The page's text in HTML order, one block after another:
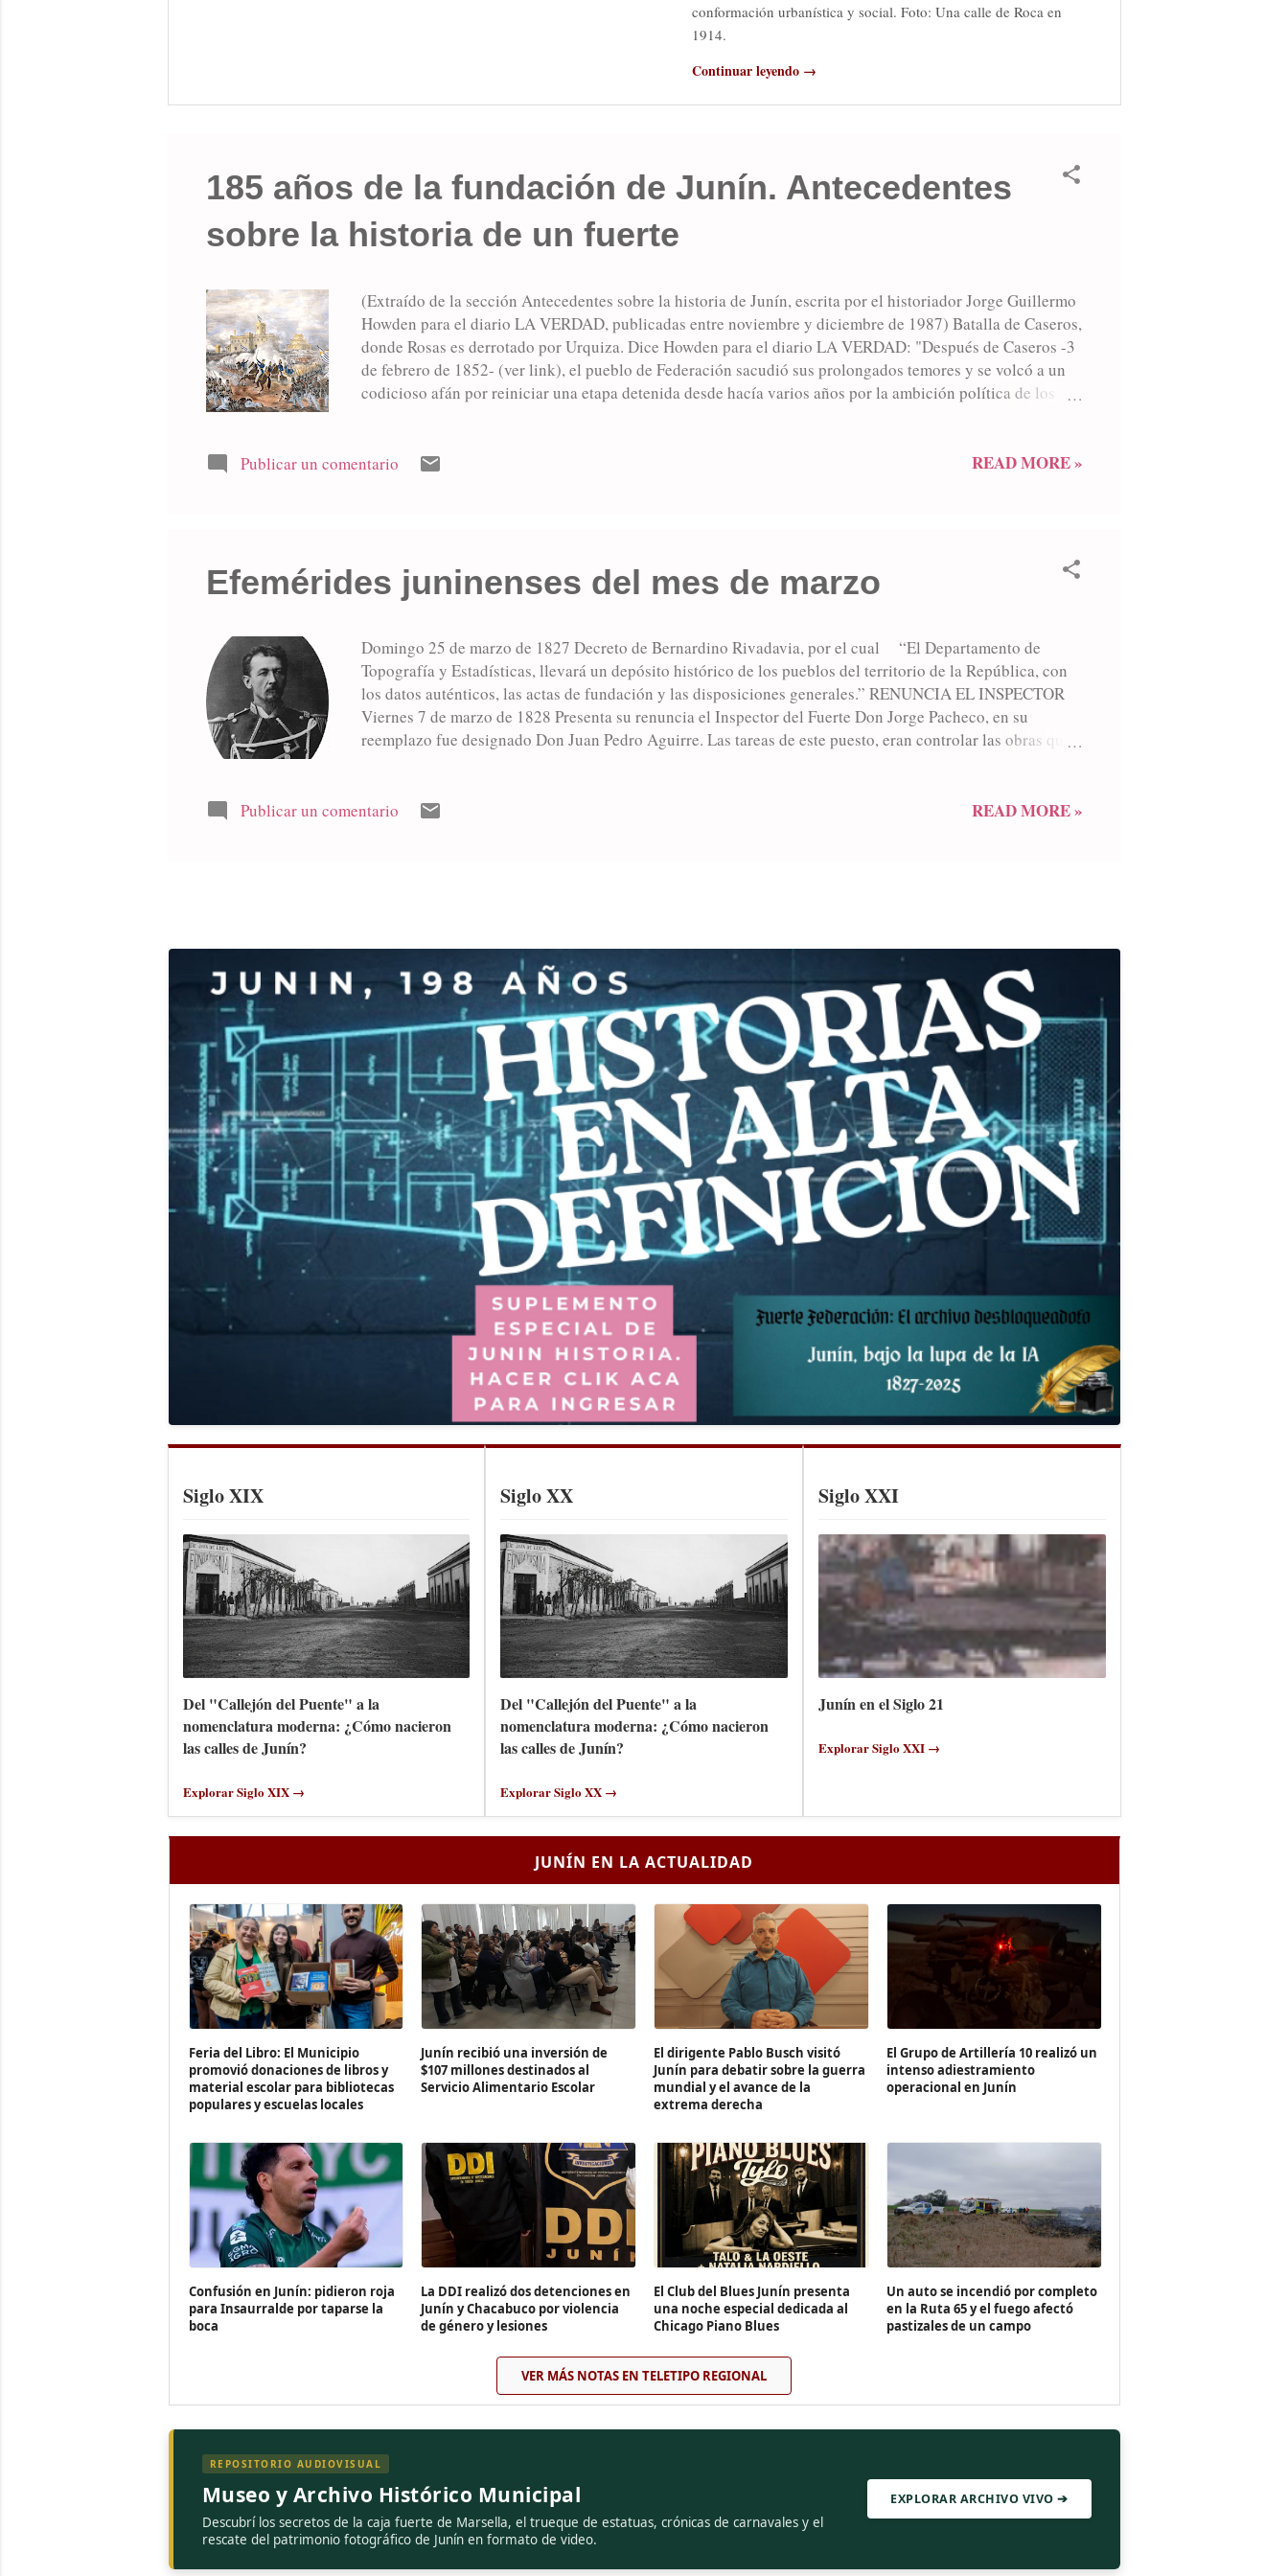
conformación urbanística y social. Foto: Una calle de Roca en
1914.
Continuar leyendo →
185 años de la fundación de Junín. Antecedentes
sobre la historia de un fuerte
(Extraído de la sección Antecedentes sobre la historia de Junín, escrita por el historiador Jorge Guillermo
Howden para el diario LA VERDAD, publicadas entre noviembre y diciembre de 1987) Batalla de Caseros,
donde Rosas es derrotado por Urquiza. Dice Howden para el diario LA VERDAD: "Después de Caseros -3
de febrero de 1852- (ver link), el pueblo de Federación sacudió sus prolongados temores y se volcó a un
codicioso afán por reiniciar una etapa detenida desde hacía varios años por la ambición política de los
sacrificando amigos y enemigos. El comandante Seguí, al mando de las fuerzas de Federación, no pudo
Publicar un comentario READ MORE »
Efemérides juninenses del mes de marzo
Domingo 25 de marzo de 1827 Decreto de Bernardino Rivadavia, por el cual “El Departamento de
Topografía y Estadísticas, llevará un depósito histórico de los pueblos del territorio de la República, con
los datos auténticos, las actas de fundación y las disposiciones generales.” RENUNCIA EL INSPECTOR
Viernes 7 de marzo de 1828 Presenta su renuncia el Inspector del Fuerte Don Jorge Pacheco, en su
reemplazo fue designado Don Juan Pedro Aguirre. Las tareas de este puesto, eran controlar las obras que
prisioneros y peones, tres tercios de yerba mate, tres rollos de tabaco y dos fanegas de sal que solo
Publicar un comentario READ MORE »
Siglo XIX
Del "Callejón del Puente" a la
nomenclatura moderna: ¿Cómo nacieron
las calles de Junín?
Explorar Siglo XIX →
Siglo XX
Del "Callejón del Puente" a la
nomenclatura moderna: ¿Cómo nacieron
las calles de Junín?
Explorar Siglo XX →
Siglo XXI
Junín en el Siglo 21
Explorar Siglo XXI →
JUNÍN EN LA ACTUALIDAD
Feria del Libro: El Municipio
promovió donaciones de libros y
material escolar para bibliotecas
populares y escuelas locales
Junín recibió una inversión de
$107 millones destinados al
Servicio Alimentario Escolar
El dirigente Pablo Busch visitó
Junín para debatir sobre la guerra
mundial y el avance de la
extrema derecha
El Grupo de Artillería 10 realizó un
intenso adiestramiento
operacional en Junín
Confusión en Junín: pidieron roja
para Insaurralde por taparse la
boca
La DDI realizó dos detenciones en
Junín y Chacabuco por violencia
de género y lesiones
El Club del Blues Junín presenta
una noche especial dedicada al
Chicago Piano Blues
Un auto se incendió por completo
en la Ruta 65 y el fuego afectó
pastizales de un campo
VER MÁS NOTAS EN TELETIPO REGIONAL
REPOSITORIO AUDIOVISUAL
Museo y Archivo Histórico Municipal
Descubrí los secretos de la caja fuerte de Marsella, el trueque de estatuas, crónicas de carnavales y el
rescate del patrimonio fotográfico de Junín en formato de video.
EXPLORAR ARCHIVO VIVO ➔